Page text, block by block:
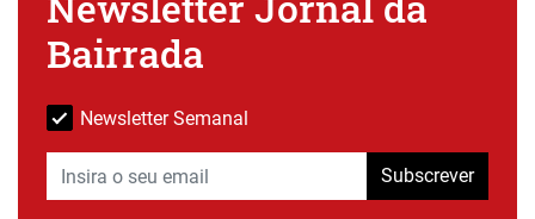
Bairrada
Newsletter Semanal
Subscrever